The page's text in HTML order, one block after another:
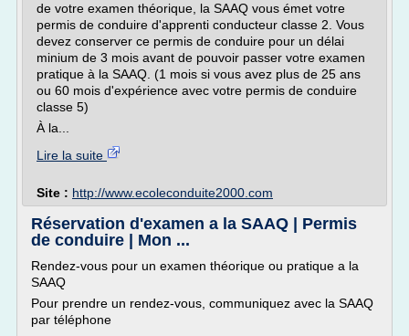
de votre examen théorique, la SAAQ vous émet votre
permis de conduire d'apprenti conducteur classe 2. Vous
devez conserver ce permis de conduire pour un délai
minium de 3 mois avant de pouvoir passer votre examen
pratique à la SAAQ. (1 mois si vous avez plus de 25 ans
ou 60 mois d'expérience avec votre permis de conduire
classe 5)
À la...
Lire la suite
Site : http://www.ecoleconduite2000.com
Réservation d'examen a la SAAQ | Permis
de conduire | Mon ...
Rendez-vous pour un examen théorique ou pratique a la
SAAQ
Pour prendre un rendez-vous, communiquez avec la SAAQ
par téléphone